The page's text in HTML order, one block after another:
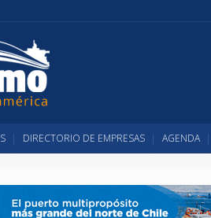
DIRECTORIO DE EMPRESAS AGENDA